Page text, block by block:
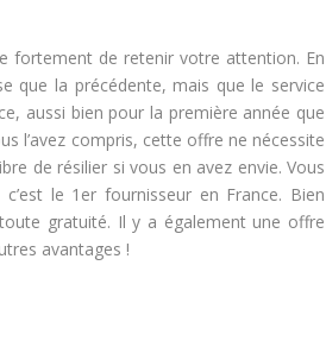
fortement de retenir votre attention. En
que la précédente, mais que le service
aussi bien pour la première année que
l’avez compris, cette offre ne nécessite
de résilier si vous en avez envie. Vous
le 1er fournisseur en France. Bien
gratuité. Il y a également une offre
avantages !